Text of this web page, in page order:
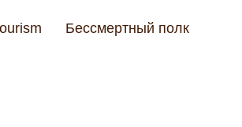
Бессмертный полк